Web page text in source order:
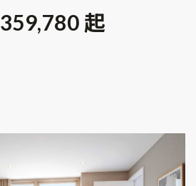
359,780 起